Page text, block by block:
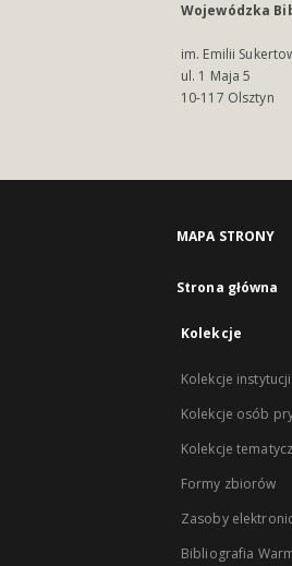
Wojewódzka
im. Emilii
ul. 1 Maja 5
10-117 Olsztyn
MAPA STRONY
Strona główna
Kolekcje
Kolekcje instytucji
Kolekcje osób
Kolekcje
Formy zbiorów
Zasoby
Bibliografia